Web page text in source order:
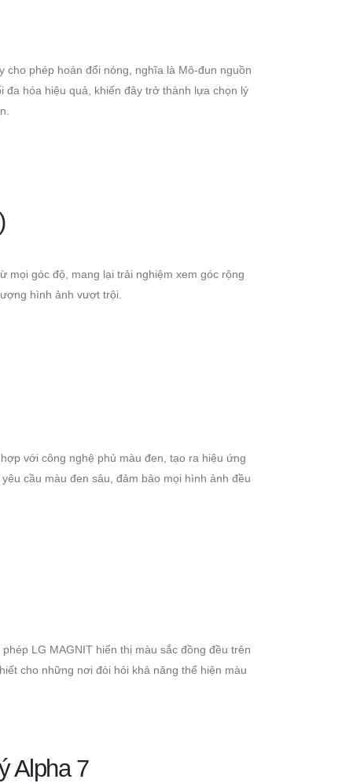
cho phép hoán đổi nóng, nghĩa là Mô-đun nguồn
hóa hiệu quả, khiến đây trở thành lựa chọn lý
mọi góc độ, mang lại trải nghiệm xem góc rộng
hình ảnh vượt trội.
với công nghệ phủ màu đen, tạo ra hiệu ứng
cầu màu đen sâu, đảm bảo mọi hình ảnh đều
LG MAGNIT hiển thị màu sắc đồng đều trên
cho những nơi đòi hỏi khả năng thể hiện màu
Alpha 7